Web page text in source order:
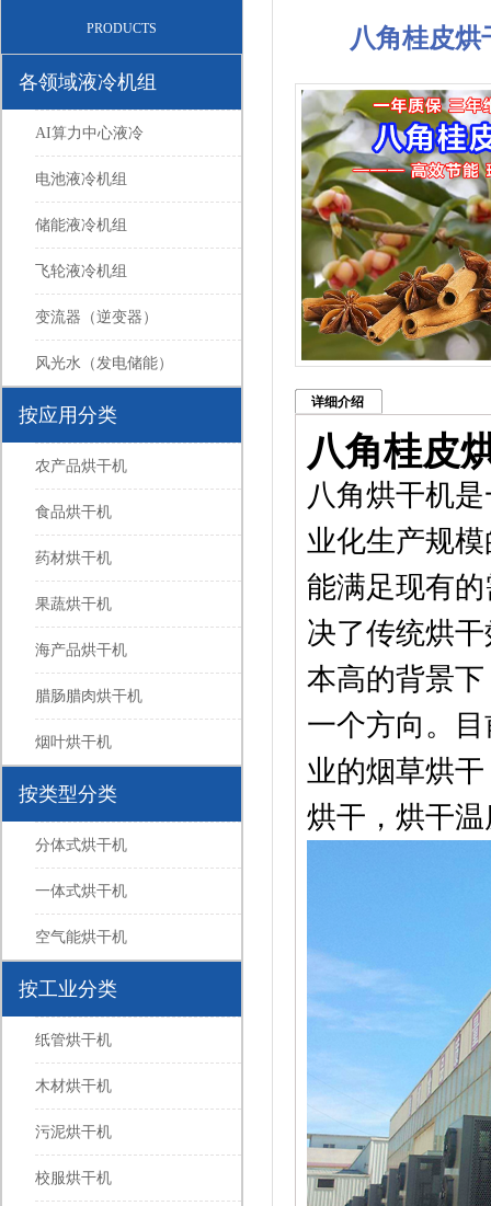
PRODUCTS
各领域液冷机组
AI算力中心液冷
电池液冷机组
储能液冷机组
飞轮液冷机组
变流器（逆变器）
风光水（发电储能）
按应用分类
农产品烘干机
食品烘干机
药材烘干机
果蔬烘干机
海产品烘干机
腊肠腊肉烘干机
烟叶烘干机
按类型分类
分体式烘干机
一体式烘干机
空气能烘干机
按工业分类
纸管烘干机
木材烘干机
污泥烘干机
校服烘干机
八角桂皮烘
详细介绍
八角桂皮
八角烘干机
业化生产规
能满足现有
决了传统烘
本高的背景
一个方向。
业的烟草烘
烘干，烘干